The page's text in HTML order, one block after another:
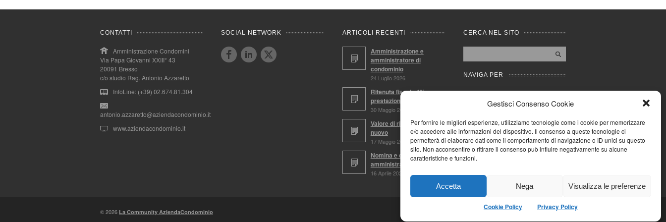
Gestisci Consenso Cookie
Per fornire le migliori esperienze, utilizziamo tecnologie come i cookie per memorizzare
e/o accedere alle informazioni del dispositivo. Il consenso a queste tecnologie ci
permetterà di elaborare dati come il comportamento di navigazione o ID unici su questo
sito. Non acconsentire o ritirare il consenso può influire negativamente su alcune
caratteristiche e funzioni.
Accetta Nega Visualizza le preferenze
Cookie Policy Privacy Policy
CONTATTI
Amministrazione Condomini
Via Papa Giovanni XXIII° 43
20091 Bresso
c/o studio Rag. Antonio Azzaretto
InfoLine: (+39) 02.674.81.304
antonio.azzaretto@aziendacondominio.it
www.aziendacondominio.it
SOCIAL NETWORK ARTICOLI RECENTI
Amministrazione e
amministratore di
condominio
24 Luglio 2026
Ritenuta fiscale 4%,
prestazioni soggette
30 Maggio 2026
Valore di ricostruzione a
nuovo
17 Maggio 2026
Nomina e conferma
amministratore
16 Aprile 2026
CERCA NEL SITO
NAVIGA PER
Mappa completa
Mappa categorie
Privacy Policy
Forum
Iscriviti alla Community
AziendaCondominio
© 2026 La Community AziendaCondominio